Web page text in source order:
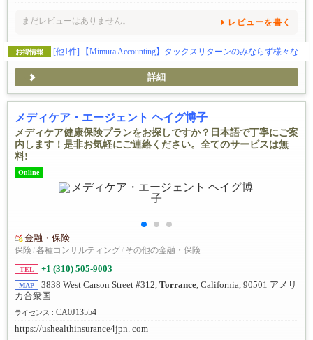
まだレビューはありません。 レビューを書く
お得情報 [他1件] 【Mimura Accounting】タックスリターンのみならず様々な会計業務、承ります。
詳細
メディケア・エージェント ヘイグ博子
メディケア健康保険プランをお探しですか？日本語で丁寧にご案
内します！是非お気軽にご連絡ください。全てのサービスは無
料!
Online
金融・保険
保険/各種コンサルティング/ その他の金融・保険
TEL +1 (310) 505-9003
MAP 3838 West Carson Street #312, Torrance, California, 90501 アメリ
カ合衆国
ライセンス : CA0J13554
https://ushealthinsurance4jpn. com